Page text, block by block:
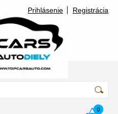
Prihlásenie Registrácia
0